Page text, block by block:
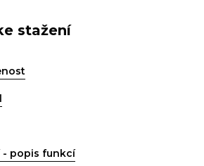
stažení
- popis funkcí